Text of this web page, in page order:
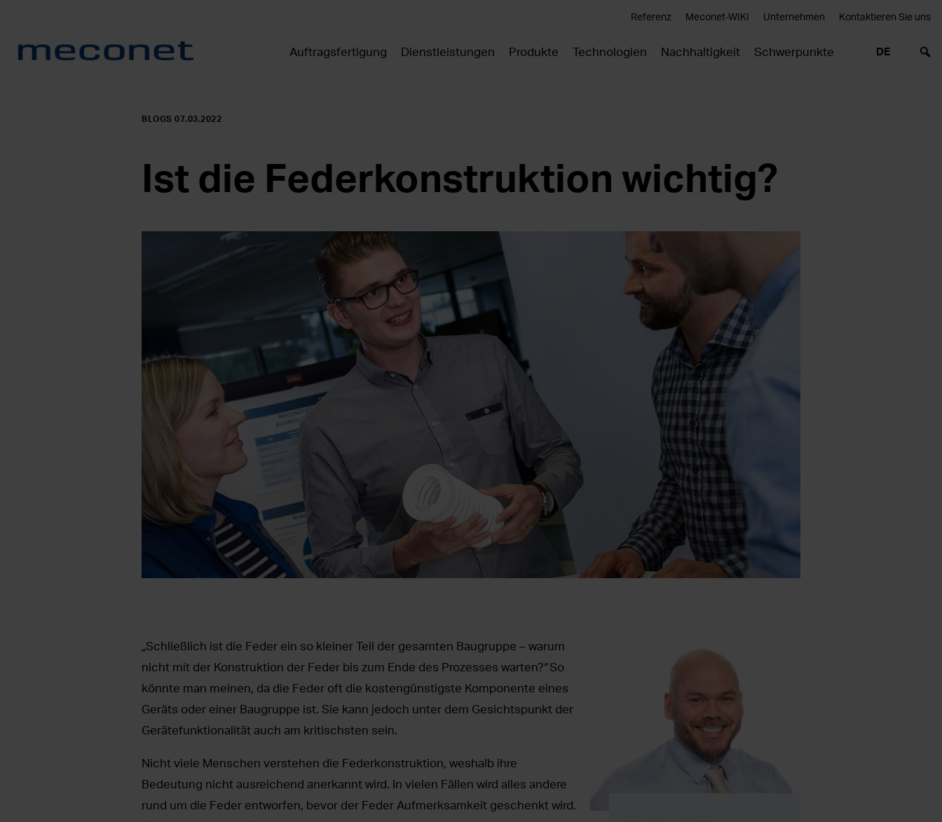
Referenz Meconet-WIKI Unternehmen Kontaktieren Sie uns
Auftragsfertigung Dienstleistungen Produkte Technologien Nachhaltigkeit Schwerpunkte DE
BLOGS 07.03.2022
Ist die Federkonstruktion wichtig?
„Schließlich ist die Feder ein so kleiner Teil der gesamten Baugruppe – warum
nicht mit der Konstruktion der Feder bis zum Ende des Prozesses warten?“ So
könnte man meinen, da die Feder oft die kostengünstigste Komponente eines
Geräts oder einer Baugruppe ist. Sie kann jedoch unter dem Gesichtspunkt der
Gerätefunktionalität auch am kritischsten sein.
Nicht viele Menschen verstehen die Federkonstruktion, weshalb ihre
Bedeutung nicht ausreichend anerkannt wird. In vielen Fällen wird alles andere
rund um die Feder entworfen, bevor der Feder Aufmerksamkeit geschenkt wird.